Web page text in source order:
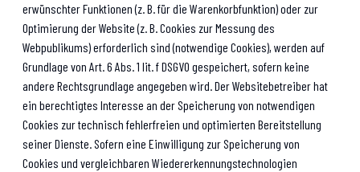
erwünschter Funktionen (z. B. für die Warenkorbfunktion) oder zur
Optimierung der Website (z. B. Cookies zur Messung des
Webpublikums) erforderlich sind (notwendige Cookies), werden auf
Grundlage von Art. 6 Abs. 1 lit. f DSGVO gespeichert, sofern keine
andere Rechtsgrundlage angegeben wird. Der Websitebetreiber hat
ein berechtigtes Interesse an der Speicherung von notwendigen
Cookies zur technisch fehlerfreien und optimierten Bereitstellung
seiner Dienste. Sofern eine Einwilligung zur Speicherung von
Cookies und vergleichbaren Wiedererkennungstechnologien